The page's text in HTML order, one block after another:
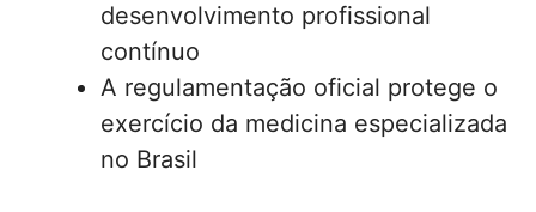
desenvolvimento profissional
contínuo
A regulamentação oficial protege o
exercício da medicina especializada
no Brasil